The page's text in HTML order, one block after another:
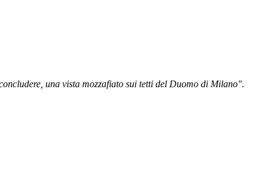
una vista mozzafiato sui tetti del Duomo di Milano".